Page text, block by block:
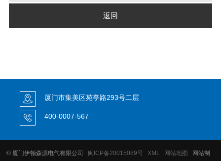
返回
厦门市集美区苑亭路293号二层
400-0007-567
© 厦门伊顿森源电气有限公司 闽ICP备20015089号 XML 网站地图 网站制